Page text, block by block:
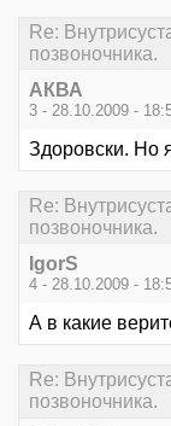
Re:
позвоночника.
АКВА
3 - 28.10.2009 -
Здоровски. Но
Re:
позвоночника.
IgorS
4 - 28.10.2009 -
А в какие
Re:
позвоночника.